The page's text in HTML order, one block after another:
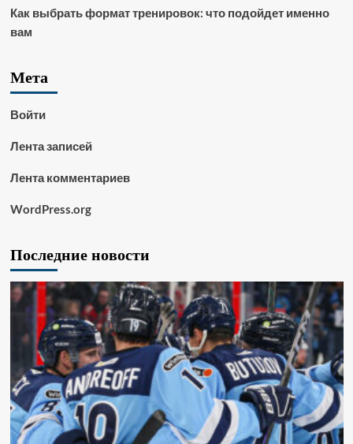
Как выбрать формат тренировок: что подойдет именно
вам
Мета
Войти
Лента записей
Лента комментариев
WordPress.org
Последние новости